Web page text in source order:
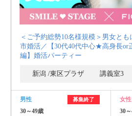
＜ご予約総勢10名様規模＞男女と
市婚活／【30代40代中心★高身長or
編】婚活パーティー
新潟 /東区プラザ 講義室3
男性 募集終了
30～49歳
女性
30